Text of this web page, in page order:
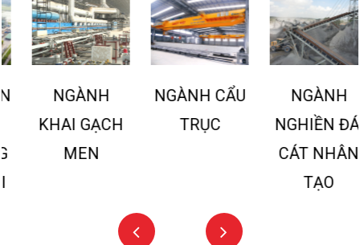
NGÀNH
KHAI GẠCH
MEN
NGÀNH CẨU
TRỤC
NGÀNH
NGHIỀN ĐÁ,
CÁT NHÂN
TẠO